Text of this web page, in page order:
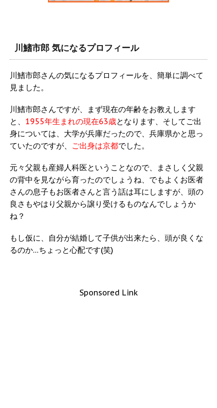
川鰭市郎 気になるプロフィール
川鰭市郎さんの気になるプロフィールを、簡単に調べて
見ました。
川鰭市郎さんですが、まず現在の年齢をお教えします
と、 1955年生まれの現在63歳となります、そしてご出
身については、大学が兵庫だったので、兵庫県かと思っ
ていたのですが、 ご出身は京都でした。
元々父親も産婦人科医ということなので、まさしく父親
の背中を見ながら育ったのでしょうね、でもよくお医者
さんの息子もお医者さんと言う話は耳にしますが、頭の
良さもやはり父親から譲り受けるものなんでしょうか
ね？
もし仮に、自分が結婚して子供が出来たら、頭が良くな
るのか…ちょっと心配です(笑)
Sponsored Link